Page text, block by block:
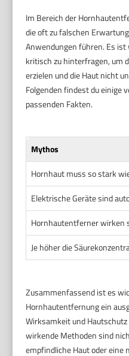
Im Bereich der
die oft zu falschen
Anwendungen führen. Es ist
kritisch zu hinterfragen, um
erzielen und die Haut nicht
Folgenden findest du einige
passenden Fakten.
Mythos
Hornhaut muss so stark
Elektrische Geräte sind
Hornhautentferner wirken
Je höher die
Zusammenfassend ist es
Hornhautentfernung ein
Wirksamkeit und
wirkende Methoden sind
empfindliche Haut oder eine